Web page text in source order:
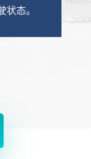
状态。